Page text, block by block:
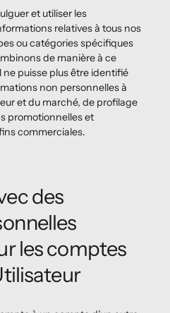
et utiliser les
relatives à tous nos
ou catégories spécifiques
de manière à ce
puisse plus être identifié
non personnelles à
et du marché, de profilage
promotionnelles et
commerciales.
des
les comptes